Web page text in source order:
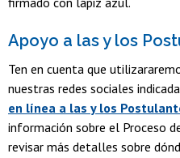
Apoyo a las y los
Ten en cuenta que
nuestras redes sociales
en línea a las y los
información sobre el Proceso
revisar más detalles sobre